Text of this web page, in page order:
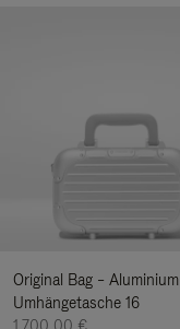
Original Bag – Aluminium
Umhängetasche 16